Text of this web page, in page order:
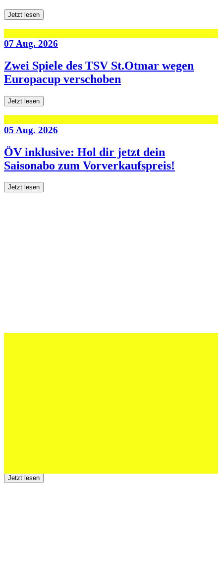
Jetzt lesen
07 Aug. 2026
Zwei Spiele des TSV St.Otmar wegen
Europacup verschoben
Jetzt lesen
05 Aug. 2026
ÖV inklusive: Hol dir jetzt dein
Saisonabo zum Vorverkaufspreis!
Jetzt lesen
Jetzt lesen